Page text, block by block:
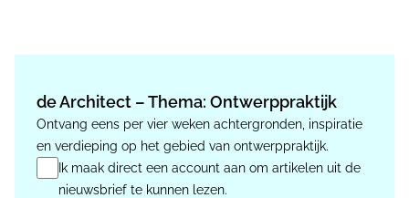
de Architect – Thema: Ontwerppraktijk
Ontvang eens per vier weken achtergronden, inspiratie
en verdieping op het gebied van ontwerppraktijk.
Ik maak direct een account aan om artikelen uit de
nieuwsbrief te kunnen lezen.